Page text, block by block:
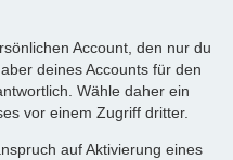
Account, den nur du
deines Accounts für den
Wähle daher ein
vor einem Zugriff dritter.
auf Aktivierung eines